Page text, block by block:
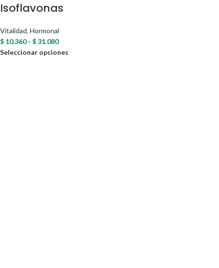
Isoflavonas
Vitalidad, Hormonal
$ 10.360 - $31.080
Seleccionar opciones